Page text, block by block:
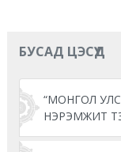
БУСАД ЦЭСҮҮД
“МОНГОЛ
НЭРЭМЖИТ